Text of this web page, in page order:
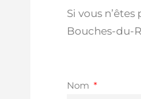
Si vous
Bouches-du-
Nom